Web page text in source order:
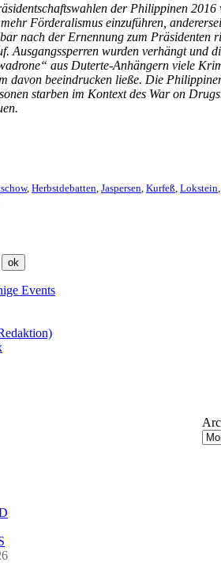
der Philippinen
mehr Förderalismus einzuführen,
nach der Ernennung zum
Ausgangssperren wurden verhängt
aus Duterte-Anhängern viele
davon beeindrucken ließe. Die
starben im Kontext des War on
, Herbstdebatten Jaspersen Kurfeß Lokstein
Events